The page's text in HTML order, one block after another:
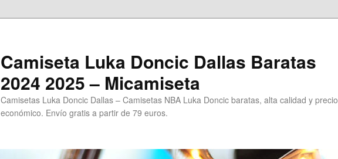
Camiseta Luka Doncic Dallas Baratas
2024 2025 – Micamiseta
Camisetas Luka Doncic Dallas – Camisetas NBA Luka Doncic baratas, alta calidad y precio
económico. Envío gratis a partir de 79 euros.